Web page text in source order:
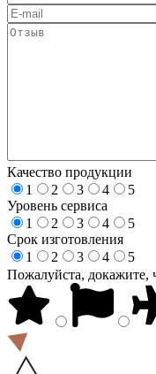
Качество продукции
1
2 3 4
5
Уровень сервиса
1
2 3 4
5
Срок изготовления
1
2 3 4
5
Пожалуйста, докажите,